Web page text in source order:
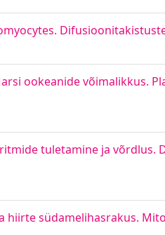
ookeanide võimalikkus.
tuletamine ja võrdlus.
südamelihasrakus.